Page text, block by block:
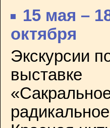
15 мая –
октября
Экскурсии
выставке